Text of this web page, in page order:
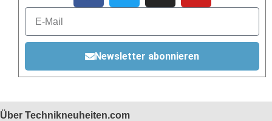
Newsletter abonnieren
Über Technikneuheiten.com